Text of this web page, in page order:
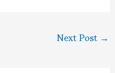
Next Post→